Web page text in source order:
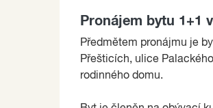
Pronájem bytu 1+1
Předmětem pronájmu je
Přešticích, ulice
rodinného domu.